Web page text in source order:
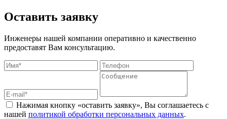
Оставить заявку
Инженеры нашей компании оперативно и качественно
предоставят Вам консультацию.
Нажимая кнопку «оставить заявку», Вы соглашаетесь с
нашей политикой обработки персональных данных.